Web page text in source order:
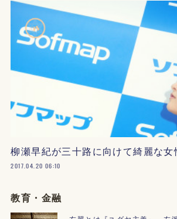
柳瀬早紀が三十路に向けて綺麗な女
2017.04.20 06:10
教育・金融